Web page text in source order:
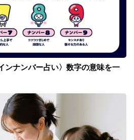
ンナンバー占い〉数字の意味を一